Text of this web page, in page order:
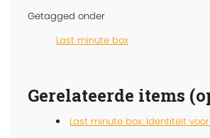
Getagged onder
Last minute box
Gerelateerde items
Last minute box: Identiteit